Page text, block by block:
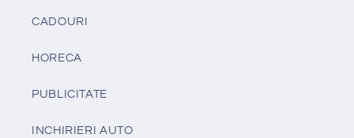
CADOURI
HORECA
PUBLICITATE
INCHIRIERI AUTO